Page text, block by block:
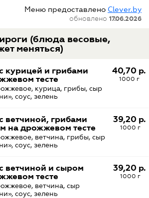
Меню предоставлено Clever.by
обновлено 17.06.2026
(блюда весовые,
меняться)
40,70 р.
1000 г
курицей и грибами
тесте
курица, грибы, сыр
соус, зелень
39,20 р.
1000 г
ветчиной, грибами
на дрожжевом тесте
ветчина, грибы, сыр
соус, зелень
39,20 р.
1000 г
ветчиной и сыром
тесте
ветчина, сыр
соус, зелень